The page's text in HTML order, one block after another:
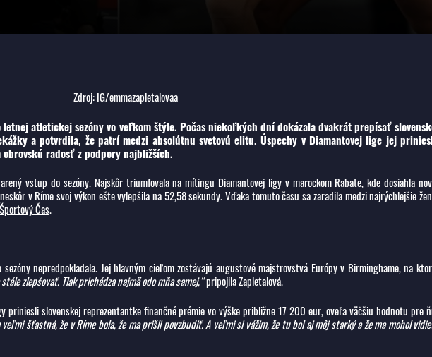
Zdroj: IG/emmazapletalovaa
letnej atletickej sezóny vo veľkom štýle. Počas niekoľkých dní dokázala dvakrát prepísať
a potvrdila, že patrí medzi absolútnu svetovú elitu. Úspechy v Diamantovej lige jej
radosť z podpory najbližších.
vstup do sezóny. Najskôr triumfovala na mítingu Diamantovej ligy v marockom Rabate, kde dosiahla
v Ríme svoj výkon ešte vylepšila na 52,58 sekundy. Vďaka tomuto času sa zaradila medzi najrýchlejšie
Športový Čas.
nepredpokladala. Jej hlavným cieľom zostávajú augustové majstrovstvá Európy v Birminghame, na
zlepšovať. Tlak prichádza najmä odo mňa samej,“pripojila Zapletalová.
priniesli slovenskej reprezentantke finančné prémie vo výške približne 17 200 eur, oveľa väčšiu hodnotu pre
veľmi šťastná, že v Ríme bola, že ma prišli povzbudiť. A veľmi si vážim, že tu bol aj môj starký a že ma mohol